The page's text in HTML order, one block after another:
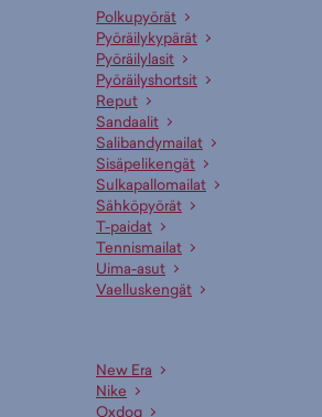
Polkupyörät
Pyöräilykypärät
Pyöräilylasit
Pyöräilyshortsit
Reput
Sandaalit
Salibandymailat
Sisäpelikengät
Sulkapallomailat
Sähköpyörät
T-paidat
Tennismailat
Uima-asut
Vaelluskengät
New Era
Nike
Oxdog